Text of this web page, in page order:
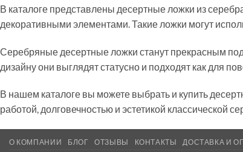
В каталоге представлены десертные ложки из
декоративными элементами. Такие ложки могут
Серебряные десертные ложки станут прекрасным
дизайну они выглядят статусно и подходят как для
В нашем каталоге вы можете выбрать и купить
работой, долговечностью и эстетикой классической
О КОМПАНИИ БЛОГ ОТЗЫВЫ КОНТАКТЫ ДОСТАВКА И